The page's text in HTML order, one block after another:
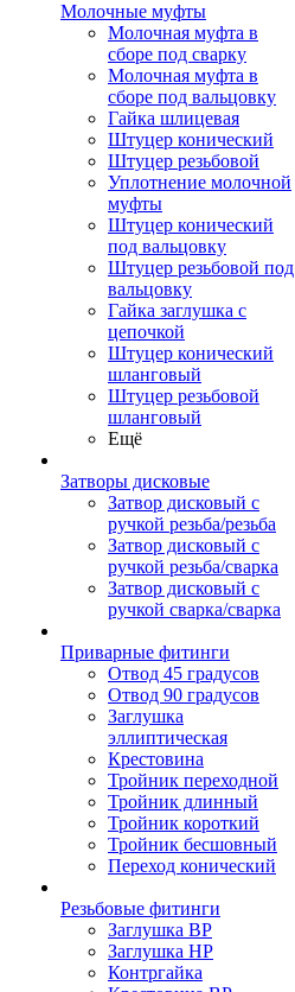
Молочные муфты
Молочная муфта в
сборе под сварку
Молочная муфта в
сборе под вальцовку
Гайка шлицевая
Штуцер конический
Штуцер резьбовой
Уплотнение молочной
муфты
Штуцер конический
под вальцовку
Штуцер резьбовой под
вальцовку
Гайка заглушка с
цепочкой
Штуцер конический
шланговый
Штуцер резьбовой
шланговый
Ещё
Затворы дисковые
Затвор дисковый с
ручкой резьба/резьба
Затвор дисковый с
ручкой резьба/сварка
Затвор дисковый с
ручкой сварка/сварка
Приварные фитинги
Отвод 45 градусов
Отвод 90 градусов
Заглушка
эллиптическая
Крестовина
Тройник переходной
Тройник длинный
Тройник короткий
Тройник бесшовный
Переход конический
Резьбовые фитинги
Заглушка ВР
Заглушка НР
Контргайка